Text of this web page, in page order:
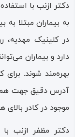
دکتر ازنب با
به بیماران مبتلا
در کلینیک مهدیه،
دارد و بیماران
بهره‌مند شوند.
آدرس دقیق جهت
موجود در کادر
دکتر مظفر ازنب